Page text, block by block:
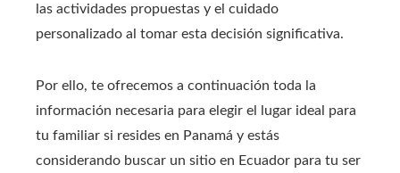
las actividades propuestas y el cuidado
personalizado al tomar esta decisión significativa.
Por ello, te ofrecemos a continuación toda la
información necesaria para elegir el lugar ideal para
tu familiar si resides en Panamá y estás
considerando buscar un sitio en Ecuador para tu ser